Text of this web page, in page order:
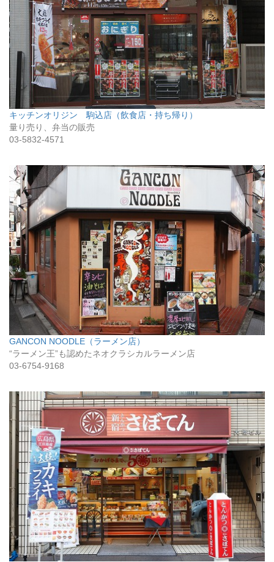
キッチンオリジン 駒込店（飲食店・持ち帰り）
量り売り、弁当の販売
03-5832-4571
GANCON NOODLE（ラーメン店）
“ラーメン王”も認めたネオクラシカルラーメン店
03-6754-9168